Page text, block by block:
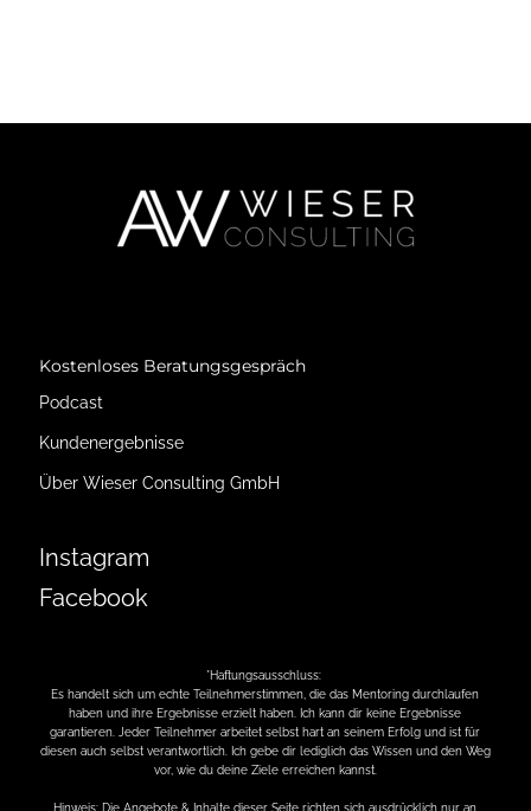
Kostenloses Beratungsgespräch
Podcast
Kundenergebnisse
Über Wieser Consulting GmbH
Instagram
Facebook
*Haftungsausschluss:
Es handelt sich um echte Teilnehmerstimmen, die das Mentoring durchlaufen
haben und ihre Ergebnisse erzielt haben. Ich kann dir keine Ergebnisse
garantieren. Jeder Teilnehmer arbeitet selbst hart an seinem Erfolg und ist für
diesen auch selbst verantwortlich. Ich gebe dir lediglich das Wissen und den Weg
vor, wie du deine Ziele erreichen kannst.
Hinweis: Die Angebote & Inhalte dieser Seite richten sich ausdrücklich nur an